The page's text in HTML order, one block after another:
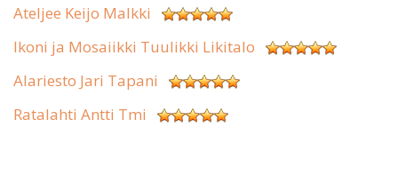
Ateljee Keijo Malkki
Ikoni ja Mosaiikki Tuulikki Likitalo
Alariesto Jari Tapani
Ratalahti Antti Tmi